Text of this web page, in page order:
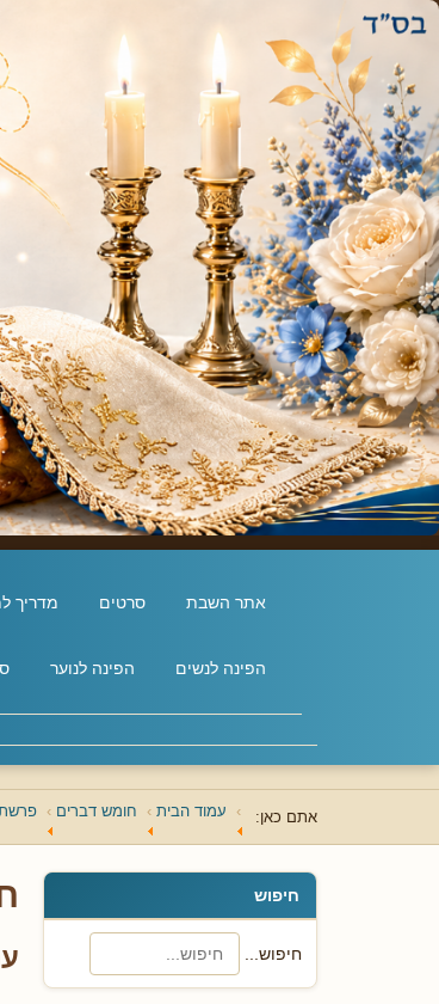
אתר השבת סרטים מדריך
הפינה לנשים הפינה לנוער
אתם כאן: עמוד הבית חומש דברים
חיפוש
חיפוש...